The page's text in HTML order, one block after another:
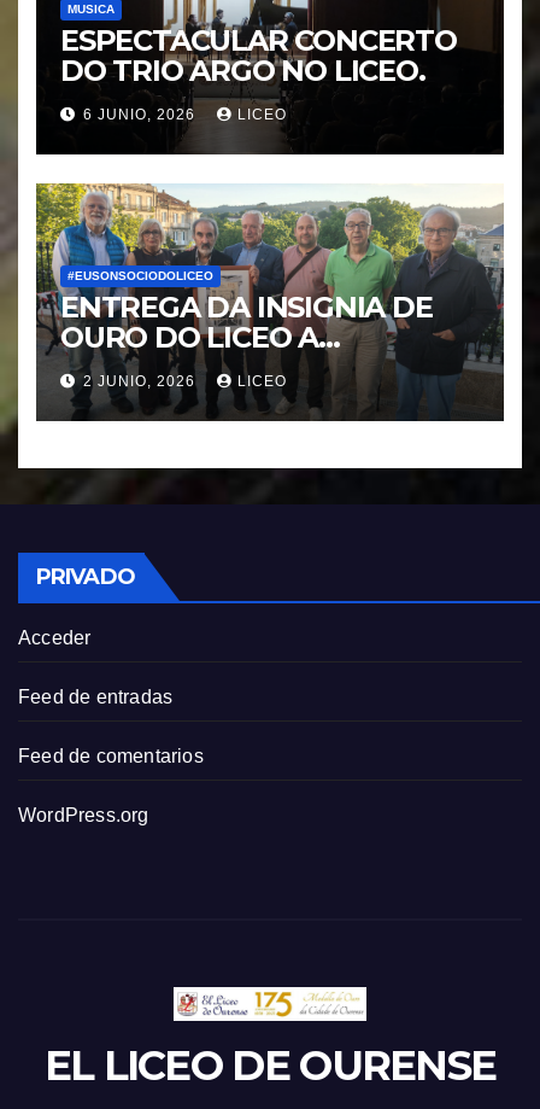
MUSICA
ESPECTACULAR CONCERTO
DO TRIO ARGO NO LICEO.
6 JUNIO, 2026 LICEO
#EUSONSOCIODOLICEO
ENTREGA DA INSIGNIA DE
OURO DO LICEO A
FRANCISCO NOVOA
RODRIGUEZ
2 JUNIO, 2026 LICEO
PRIVADO
Acceder
Feed de entradas
Feed de comentarios
WordPress.org
EL LICEO DE OURENSE